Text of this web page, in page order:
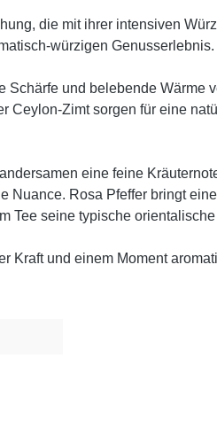
die mit ihrer intensiven
würzigen Genusserlebnis.
und belebende
Ceylon-Zimt sorgen für eine
eine feine
Rosa Pfeffer bringt
seine typische
und einem Moment